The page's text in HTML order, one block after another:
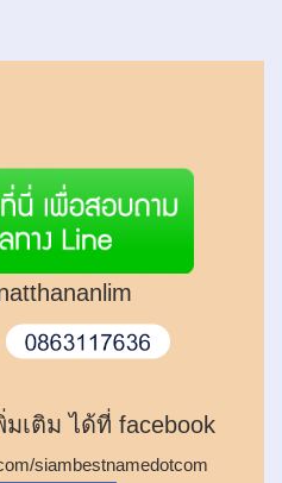
เติม ได้ที่ facebook
siambestnamedotcom